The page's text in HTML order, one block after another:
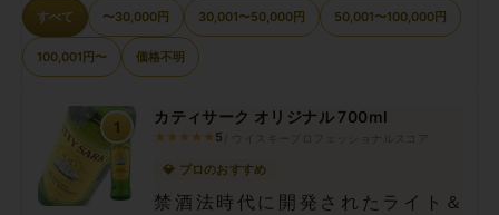
すべて 〜30,000円 30,001〜50,000円 50,001〜100,000円
100,001円〜 価格不明
1
カティサーク オリジナル 700ml
★★★★★ 5
💎 プロのおすすめ
禁酒法時代に開発されたライト＆